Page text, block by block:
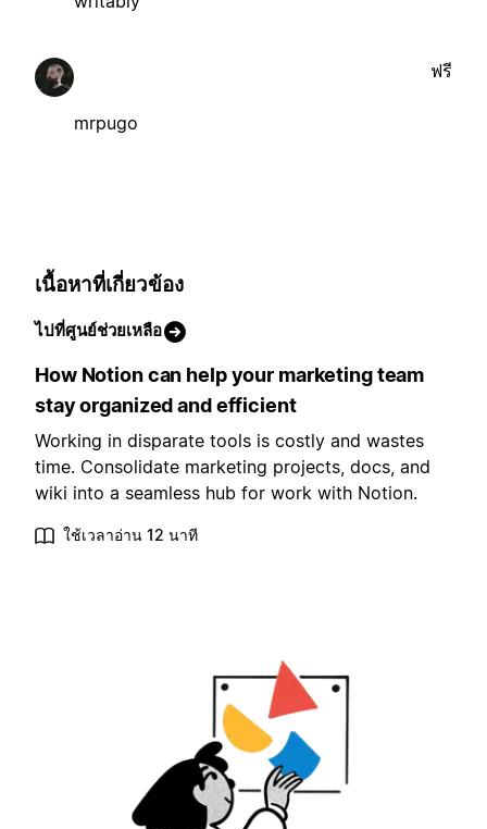
mrpugo
ฟรี
เนื้อหาที่เกี่ยวข้อง
ไปที่ศูนย์ช่วยเหลือ
How Notion can help your marketing team
stay organized and efficient
Working in disparate tools is costly and wastes
time. Consolidate marketing projects, docs, and
wiki into a seamless hub for work with Notion.
ใช้เวลาอ่าน 12 นาที